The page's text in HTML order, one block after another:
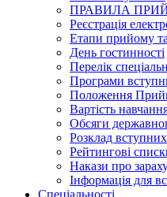
ПРАВИЛА
Реєстрація
Етапи прийому
День гостинності
Перелік
Програми
Положення
Вартість
Обсяги
Розклад
Рейтингові
Накази про
Інформація для
Спеціальності